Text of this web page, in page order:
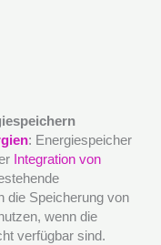
: Energiespeicher
Integration von
die Speicherung von
wenn die
verfügbar sind.